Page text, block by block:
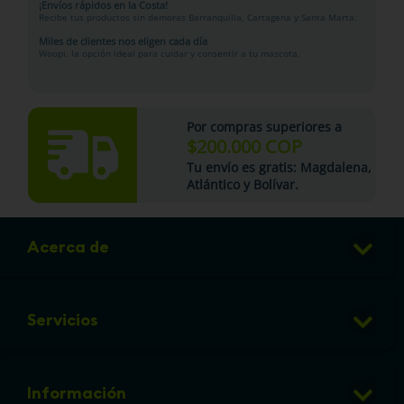
¡Envíos rápidos en la Costa!
Recibe tus productos sin demoras Barranquilla, Cartagena y Santa Marta.
Miles de clientes nos eligen cada día
Woopi: la opción ideal para cuidar y consentir a tu mascota.
Por compras superiores a
$200.000 COP
Tu envío es gratis: Magdalena,
Atlántico y Bolívar.
Acerca de
Club de Puntos
Preguntas frecuentes
Servicios
Veterinaria
Información